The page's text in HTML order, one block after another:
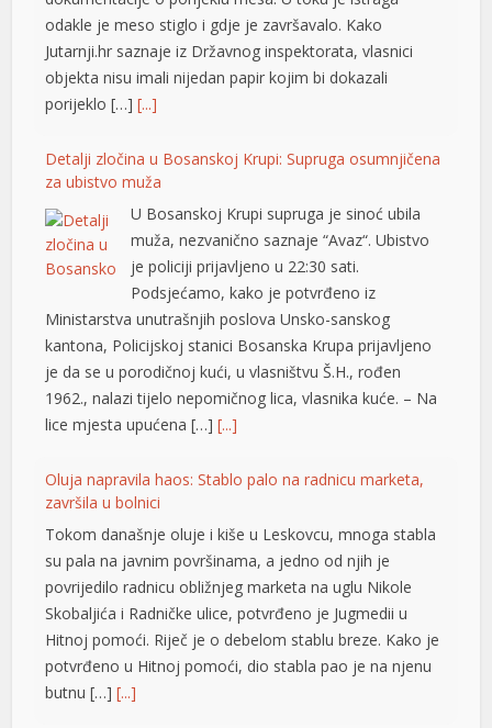
odakle je meso stiglo i gdje je završavalo. Kako
Jutarnji.hr saznaje iz Državnog inspektorata, vlasnici
objekta nisu imali nijedan papir kojim bi dokazali
porijeklo […][...]
Detalji zločina u Bosanskoj Krupi: Supruga osumnjičena
za ubistvo muža
U Bosanskoj Krupi supruga je sinoć ubila
muža, nezvanično saznaje “Avaz“. Ubistvo
je policiji prijavljeno u 22:30 sati.
Podsjećamo, kako je potvrđeno iz
Ministarstva unutrašnjih poslova Unsko-sanskog
kantona, Policijskoj stanici Bosanska Krupa prijavljeno
je da se u porodičnoj kući, u vlasništvu Š.H., rođen
1962., nalazi tijelo nepomičnog lica, vlasnika kuće. – Na
lice mjesta upućena […][...]
Oluja napravila haos: Stablo palo na radnicu marketa,
završila u bolnici
Tokom današnje oluje i kiše u Leskovcu, mnoga stabla
su pala na javnim površinama, a jedno od njih je
povrijedilo radnicu obližnjeg marketa na uglu Nikole
Skobaljića i Radničke ulice, potvrđeno je Jugmedii u
Hitnoj pomoći. Riječ je o debelom stablu breze. Kako je
potvrđeno u Hitnoj pomoći, dio stabla pao je na njenu
butnu […][...]